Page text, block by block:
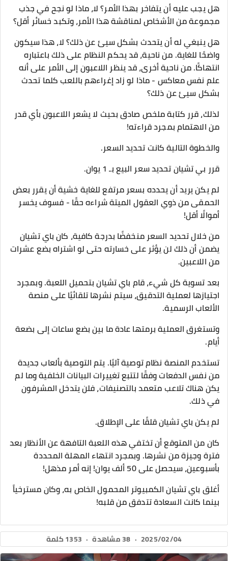
هل يجب عليه أن يتفاخر بهذا الأمر؟ لا، ماذا لو نجح في جذب
مجموعة من الأشخاص لمناقشة هذا الأمر، وتكبد خسائر أقل؟
هل ينبغي له أن يتحدث بشكل سيئ عن ذلك؟ لا، هذا سيكون
واضحًا للغاية. من ناحية، قد يحكم النظام على ذلك باعتباره
انتهاكًا. من ناحية أخرى، قد ينظر اللاعبون إلى الأمر على أنه
علم نفس معاكس - ماذا لو زاد إغراءهم باللعب كلما تحدث
بشكل سيئ عن ذلك؟
لذلك، قرر كتابة ملخص صادق بحيث لا يشعر اللاعبون بأي قدر
من الاهتمام بمجرد قراءته!
والخطوة التالية كانت تحديد السعر.
قرر بي تشيان تحديد سعر البيع بـ 1 يوان.
لم يكن يريد أن يحدده بسعر مرتفع للغاية خشية أن يقرر بعض
الحمقى من ذوي العقول الميتة شراءه حقًا - فسوف يخسر
أموالًا أقل!
من خلال تحديد السعر منخفضًا بدرجة كافية، كان باي تشيان
يضمن أن ذلك لن يؤثر على خسارته حتى لو اشتراه بضع عشرات
من اللاعبين.
بعد تسوية كل شيء، قام باي تشيان بتحميل اللعبة. وبمجرد
اجتيازها لعملية التدقيق، سيتم نشرها تلقائيًا على منصة
الألعاب الرسمية.
وتستغرق العملية برمتها عادة ما بين بضع ساعات إلى بضعة
أيام.
تستخدم المنصة نظام توصية آليًا. يتم التوصية بألعاب جديدة
من نفس الدفعات وفقًا لتتبع تغييرات البيانات الخلفية وما لم
يكن هناك تلاعب متعمد بالتصنيفات، فلن يتدخل المشرفون
في ذلك.
لم يكن باي تشيان قلقًا على الإطلاق.
كان من المتوقع أن تختفي هذه اللعبة التافهة عن الأنظار بعد
فترة وجيزة من نشرها. وبمجرد انتهاء المهلة المحددة
بأسبوعين، سيحصل على 50 ألف يوان! إنه أمر مذهل!
أغلق باي تشيان الكمبيوتر المحمول الخاص به، وكان مسترخياً
بينما كانت السعادة تتدفق من قلبه!
2025/02/04
· 38 مشاهدة · 1353 كلمة